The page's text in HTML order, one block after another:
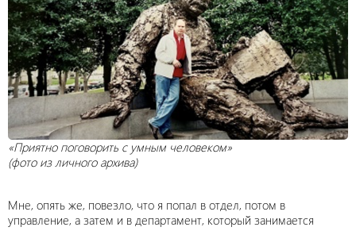
«Приятно поговорить с умным человеком»
(фото из личного архива)
Мне, опять же, повезло, что я попал в отдел, потом в
управление, а затем и в департамент, который занимается